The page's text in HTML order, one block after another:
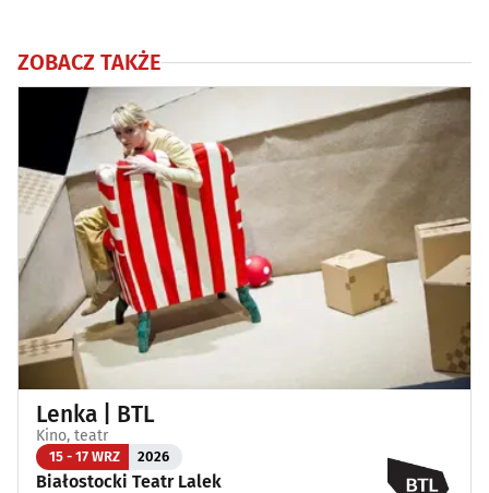
ZOBACZ TAKŻE
Lenka | BTL
Kino, teatr
15 - 17 WRZ 2026
Białostocki Teatr Lalek